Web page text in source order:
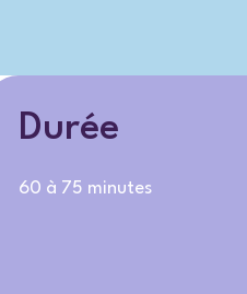
Durée
60 à 75 minutes